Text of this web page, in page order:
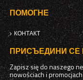
ПОМОГНЕ
КОНТАКТ
ПРИСЪЕДИНИ СЕ
Zapisz się do naszego
nowościach i